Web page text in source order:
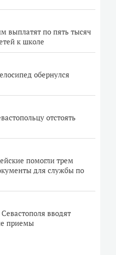
выплатят по пять тысяч
к школе
обернулся
отстоять
помогли трем
для службы по
вводят
приемы